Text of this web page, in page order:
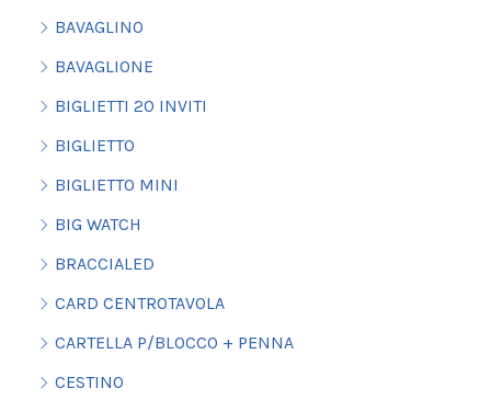
BAVAGLINO
BAVAGLIONE
BIGLIETTI 20 INVITI
BIGLIETTO
BIGLIETTO MINI
BIG WATCH
BRACCIALED
CARD CENTROTAVOLA
CARTELLA P/BLOCCO + PENNA
CESTINO